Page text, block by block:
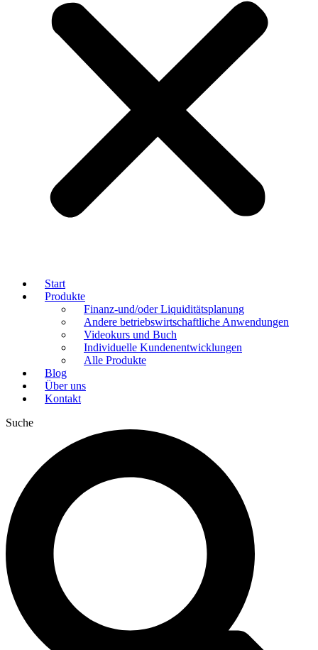
Start
Produkte
Finanz-und/oder Liquiditätsplanung
Andere betriebswirtschaftliche Anwendungen
Videokurs und Buch
Individuelle Kundenentwicklungen
Alle Produkte
Blog
Über uns
Kontakt
Suche